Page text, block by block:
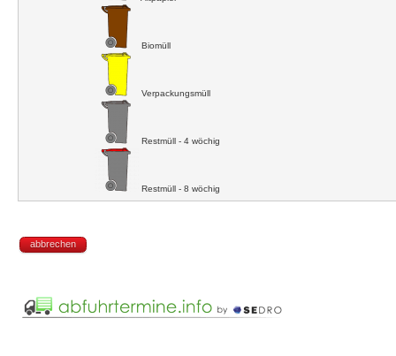
Biomüll
Verpackungsmüll
Restmüll - 4 wöchig
Restmüll - 8 wöchig
abbrechen